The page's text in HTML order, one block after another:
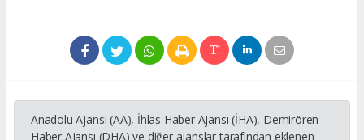
Anadolu Ajansı (AA), İhlas Haber Ajansı (İHA), Demirören
Haber Ajansı (DHA) ve diğer ajanslar tarafından eklenen